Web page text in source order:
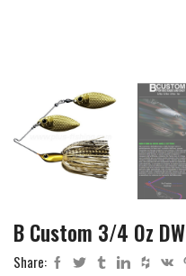
B Custom 3/4 Oz DW
Share: